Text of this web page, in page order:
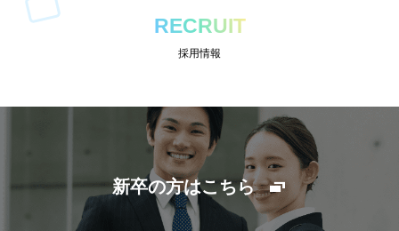
RECRUIT
採用情報
新卒の方はこちら